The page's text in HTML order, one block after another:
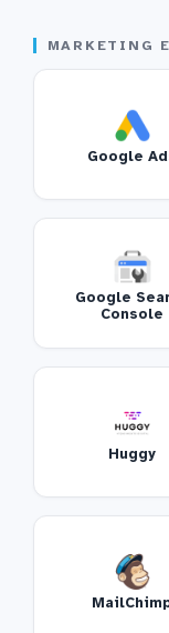
MARKETING
Google
Google
Console
Huggy